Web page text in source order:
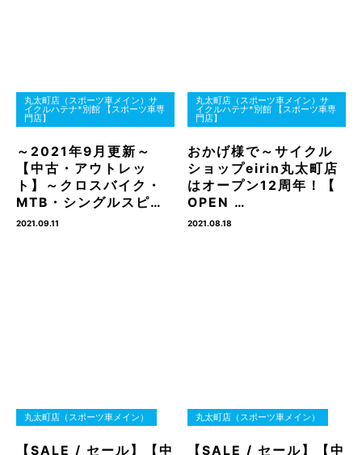
丸太町店（スポーツ車メイン）サ
イクルハテナ*別館 【スポーツ車専
門店】
～2021年9月更新～
【中古・アウトレッ
ト】～クロスバイク・
MTB・シングルスピ…
2021.09.11
丸太町店（スポーツ車メイン）サ
イクルハテナ*別館 【スポーツ車専
門店】
おかげ様で～サイクル
ショップeirin丸太町店
はオープン12周年！【
OPEN …
2021.08.18
丸太町店（スポーツ車メイン）
【SALE / セール】【中
丸太町店（スポーツ車メイン）
【SALE / セール】【中